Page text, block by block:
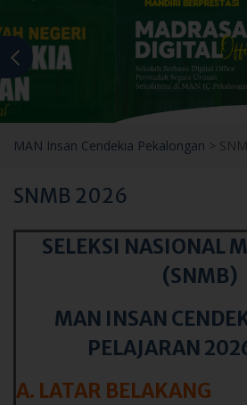
MAN Insan Cendekia Pekalongan >
SNMB 2026
SELEKSI NASIONAL
(SNMB)
MAN INSAN
PELAJARAN
A. LATAR BELAKANG